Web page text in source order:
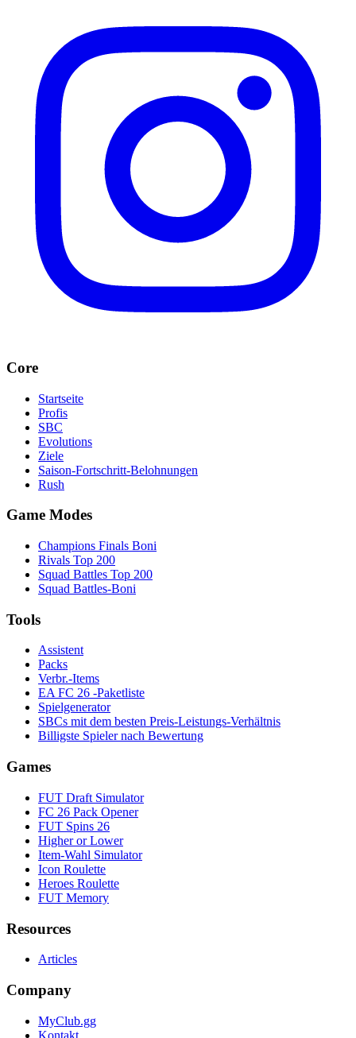
Core
Startseite
Profis
SBC
Evolutions
Ziele
Saison-Fortschritt-Belohnungen
Rush
Game Modes
Champions Finals Boni
Rivals Top 200
Squad Battles Top 200
Squad Battles-Boni
Tools
Assistent
Packs
Verbr.-Items
EA FC 26 -Paketliste
Spielgenerator
SBCs mit dem besten Preis-Leistungs-Verhältnis
Billigste Spieler nach Bewertung
Games
FUT Draft Simulator
FC 26 Pack Opener
FUT Spins 26
Higher or Lower
Item-Wahl Simulator
Icon Roulette
Heroes Roulette
FUT Memory
Resources
Articles
Company
MyClub.gg
Kontakt